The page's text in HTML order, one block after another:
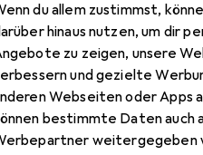
du allem zustimmst,
hinaus nutzen, um dir
zu zeigen, unsere
und gezielte
Webseiten oder Apps
bestimmte Daten auch
weitergegeben